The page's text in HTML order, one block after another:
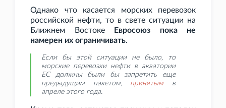
Однако что касается морских перевозок
российской нефти, то в свете ситуации на
Ближнем Востоке
Евросоюз пока не
намерен их ограничивать.
Если бы этой ситуации не было, то
морские перевозки нефти в акватории
ЕС должны были бы запретить еще
предыдущим пакетом, принятымв
апреле этого года.